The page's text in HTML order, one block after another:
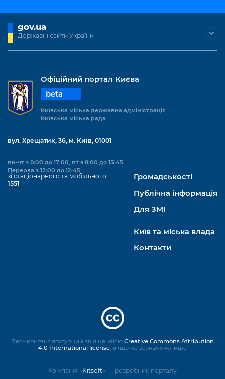
gov.ua
Державні сайти України
Офіційний портал Києва
beta
Київська міська державна адміністрація
Київська міська рада
вул. Хрещатик, 36, м. Київ, 01001
пн-чт з 8:00 до 17:00, пт з 8:00 до 15:45
Перерва з 12:00 до 12:45
зі стаціонарного та мобільного
1551
Громадськості
Публічна інформація
Для ЗМІ
Київ та міська влада
Контакти
Компанія «Kitsoft» — розробник порталу
Весь контент доступний за ліцензією Creative Commons Attribution
4.0 International license , якщо не зазначено інше